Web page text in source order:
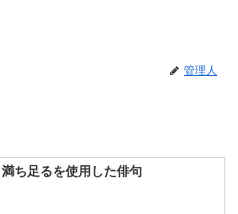
管理人
満ち足るを使用した俳句